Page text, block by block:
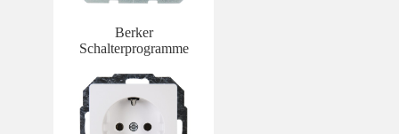
Berker
Schalterprogramme